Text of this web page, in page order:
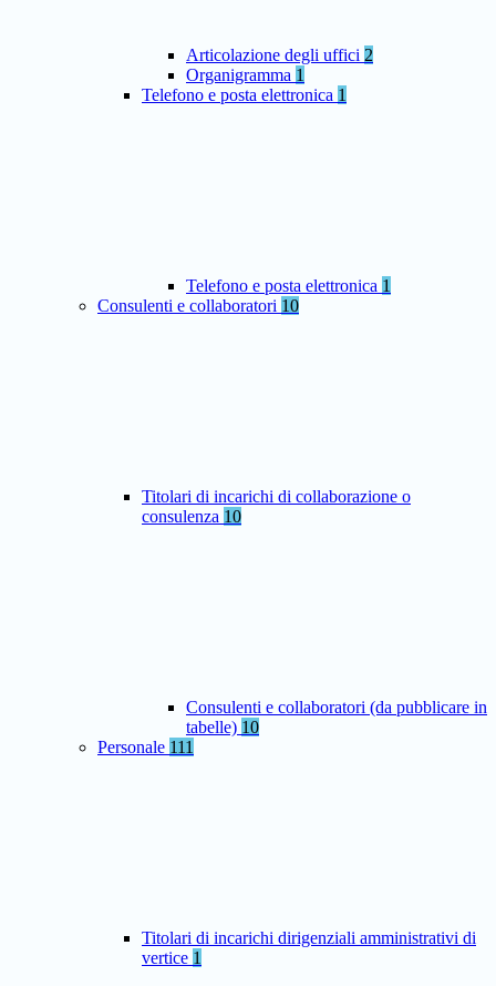
Articolazione degli uffici 2
Organigramma 1
Telefono e posta elettronica 1
Telefono e posta elettronica 1
Consulenti e collaboratori 10
Titolari di incarichi di collaborazione o
consulenza 10
Consulenti e collaboratori (da pubblicare in
tabelle) 10
Personale 111
Titolari di incarichi dirigenziali amministrativi di
vertice 1